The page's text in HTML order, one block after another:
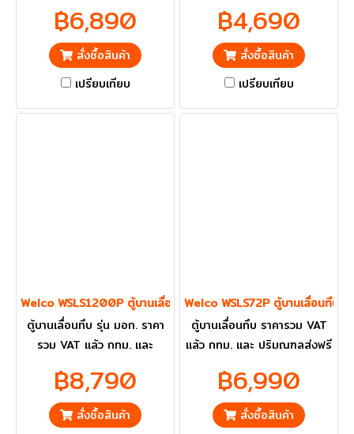
ปริมณฑลส่งฟรี
฿6,890
สั่งซื้อสินค้า
เปรียบเทียบ
ปริมณฑลส่งฟรี
฿4,690
สั่งซื้อสินค้า
เปรียบเทียบ
Welco WSLS1200P ตู้บานเลื่อนทึบ
ตู้บานเลื่อนทึบ รุ่น มอก. ราคา
รวม VAT แล้ว กทม. และ
฿8,790
สั่งซื้อสินค้า
Welco WSLS72P ตู้บานเลื่อนทึบ
ตู้บานเลื่อนทึบ ราคารวม VAT
แล้ว กทม. และ ปริมณฑลส่งฟรี
฿6,990
สั่งซื้อสินค้า